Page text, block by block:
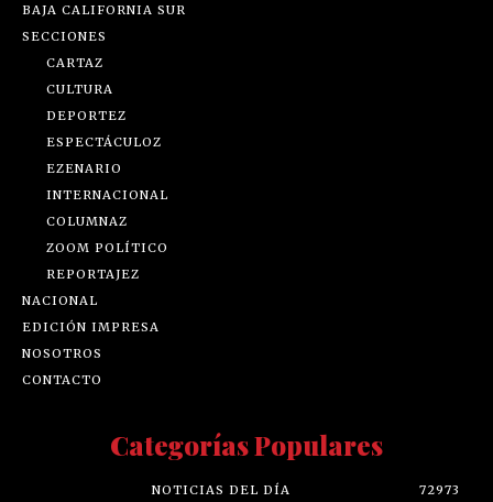
BAJA CALIFORNIA SUR
SECCIONES
CARTAZ
CULTURA
DEPORTEZ
ESPECTÁCULOZ
EZENARIO
INTERNACIONAL
COLUMNAZ
ZOOM POLÍTICO
REPORTAJEZ
NACIONAL
EDICIÓN IMPRESA
NOSOTROS
CONTACTO
Categorías Populares
NOTICIAS DEL DÍA
72973